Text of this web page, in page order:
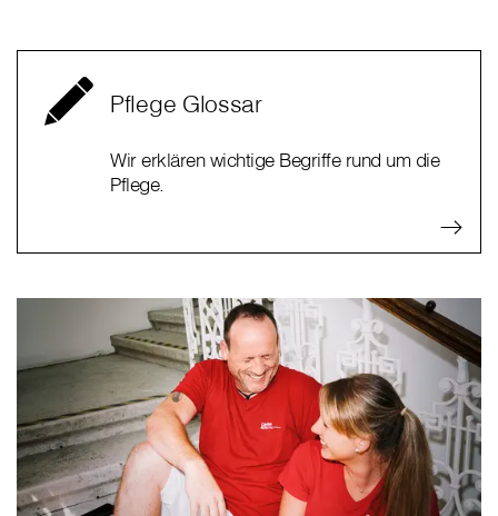
Pflege Glossar
Wir erklären wichtige Begriffe rund um die
Pflege.